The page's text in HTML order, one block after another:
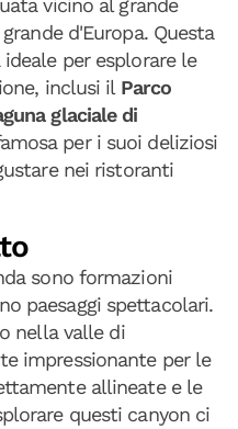
vicino al grande
d'Europa. Questa
per esplorare le
inclusi il Parco
glaciale di
per i suoi deliziosi
nei ristoranti
sono formazioni
paesaggi spettacolari.
nella valle di
impressionante per le
allineate e le
questi canyon ci